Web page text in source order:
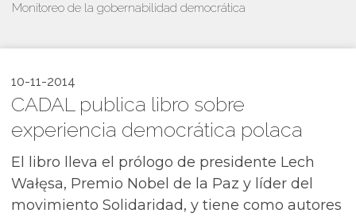
Monitoreo de la gobernabilidad democrática
10-11-2014
CADAL publica libro sobre
experiencia democrática polaca
El libro lleva el prólogo de presidente Lech
Wałęsa, Premio Nobel de la Paz y líder del
movimiento Solidaridad, y tiene como autores